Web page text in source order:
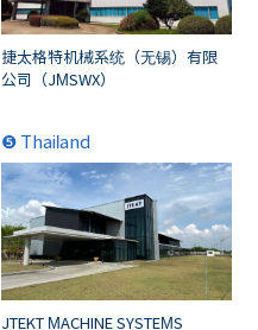
捷太格特机械系统（无锡）有限
公司（JMSWX）
❺ Thailand
JTEKT MACHINE SYSTEMS